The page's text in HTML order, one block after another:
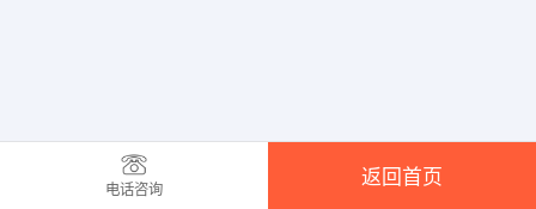
电话咨询
返回首页